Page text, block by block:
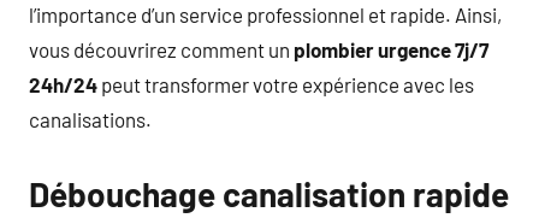
l’importance d’un service professionnel et rapide. Ainsi,
vous découvrirez comment un plombier urgence 7j/7
24h/24 peut transformer votre expérience avec les
canalisations.
Débouchage canalisation rapide